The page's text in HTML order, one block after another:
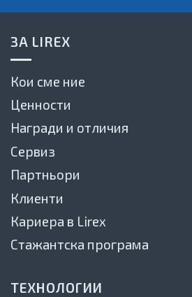
ЗА LIREX
Кои сме ние
Ценности
Награди и отличия
Сервиз
Партньори
Клиенти
Кариера в Lirex
Стажантска програма
ТЕХНОЛОГИИ